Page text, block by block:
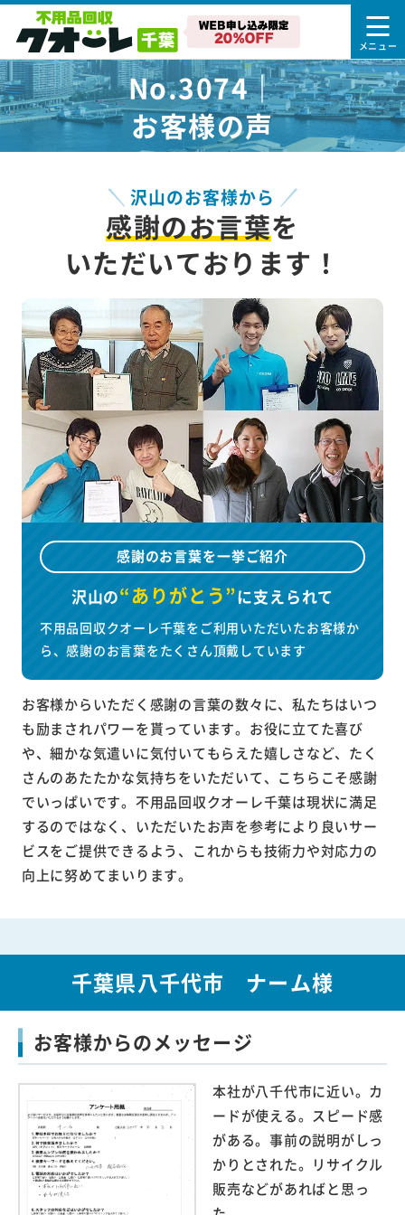
No.3074｜
お客様の声
沢山のお客様から
感謝のお言葉を
いただいております！
感謝のお言葉を一挙ご紹介
沢山の“ありがとう”に支えられて
不用品回収クオーレ千葉をご利用いただいたお客様か
ら、感謝のお言葉をたくさん頂戴しています
お客様からいただく感謝の言葉の数々に、私たちはいつ
も励まされパワーを貰っています。お役に立てた喜び
や、細かな気遣いに気付いてもらえた嬉しさなど、たく
さんのあたたかな気持ちをいただいて、こちらこそ感謝
でいっぱいです。不用品回収クオーレ千葉は現状に満足
するのではなく、いただいたお声を参考により良いサー
ビスをご提供できるよう、これからも技術力や対応力の
向上に努めてまいります。
千葉県八千代市 ナーム様
お客様からのメッセージ
本社が八千代市に近い。カ
ードが使える。スピード感
がある。事前の説明がしっ
かりとされた。リサイクル
販売などがあればと思っ